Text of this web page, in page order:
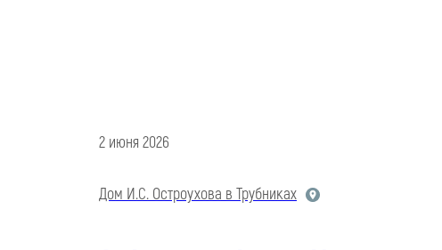
2 июня 2026
Дом И.С. Остроухова в Трубниках